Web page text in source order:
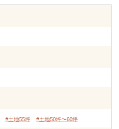
#土地55坪 #土地50坪〜60坪